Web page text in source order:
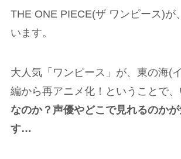
THE ONE PIECE(ザ ワンピース)が
います。
大人気「ワンピース」が、東の海(
編から再アニメ化！ということで、
なのか？声優やどこで見れるのかが
す…